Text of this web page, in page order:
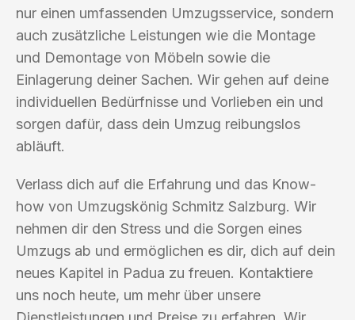
nur einen umfassenden Umzugsservice, sondern
auch zusätzliche Leistungen wie die Montage
und Demontage von Möbeln sowie die
Einlagerung deiner Sachen. Wir gehen auf deine
individuellen Bedürfnisse und Vorlieben ein und
sorgen dafür, dass dein Umzug reibungslos
abläuft.
Verlass dich auf die Erfahrung und das Know-
how von Umzugskönig Schmitz Salzburg. Wir
nehmen dir den Stress und die Sorgen eines
Umzugs ab und ermöglichen es dir, dich auf dein
neues Kapitel in Padua zu freuen. Kontaktiere
uns noch heute, um mehr über unsere